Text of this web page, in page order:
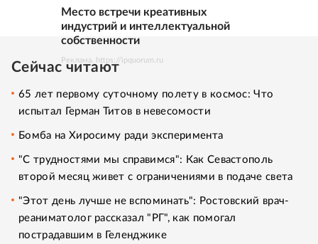
Место встречи креативных
индустрий и интеллектуальной
собственности
Реклама. https://ipquorum.ru
Сейчас читают
65 лет первому суточному полету в космос: Что
испытал Герман Титов в невесомости
Бомба на Хиросиму ради эксперимента
"С трудностями мы справимся": Как Севастополь
второй месяц живет с ограничениями в подаче света
"Этот день лучше не вспоминать": Ростовский врач-
реаниматолог рассказал "РГ", как помогал
пострадавшим в Геленджике